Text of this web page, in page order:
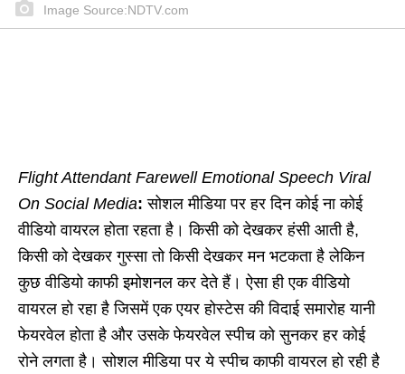
Image Source:NDTV.com
Flight Attendant Farewell Emotional Speech Viral
On Social Media: सोशल मीडिया पर हर दिन कोई ना कोई
वीडियो वायरल होता रहता है। किसी को देखकर हंसी आती है,
किसी को देखकर गुस्सा तो किसी देखकर मन भटकता है लेकिन
कुछ वीडियो काफी इमोशनल कर देते हैं। ऐसा ही एक वीडियो
वायरल हो रहा है जिसमें एक एयर होस्टेस की विदाई समारोह यानी
फेयरवेल होता है और उसके फेयरवेल स्पीच को सुनकर हर कोई
रोने लगता है। सोशल मीडिया पर ये स्पीच काफी वायरल हो रही है